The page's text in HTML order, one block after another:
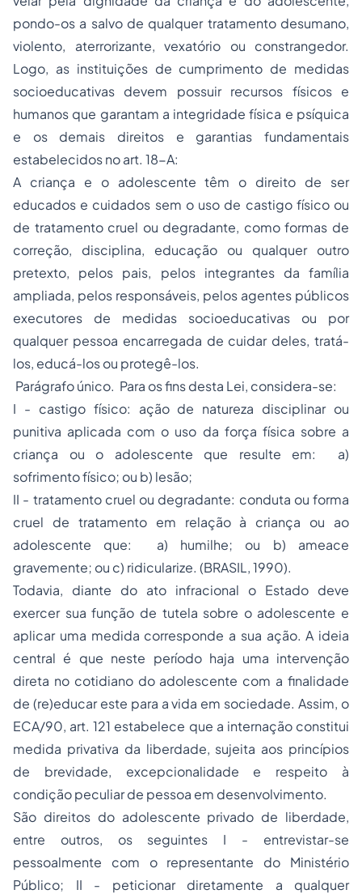
pondo-os a salvo de qualquer tratamento desumano,
violento, aterrorizante, vexatório ou constrangedor.
Logo, as instituições de cumprimento de medidas
socioeducativas devem possuir recursos físicos e
humanos que garantam a integridade física e psíquica
e os demais direitos e garantias fundamentais
estabelecidos no art. 18-A:
A criança e o adolescente têm o direito de ser
educados e cuidados sem o uso de castigo físico ou
de tratamento cruel ou degradante, como formas de
correção, disciplina, educação ou qualquer outro
pretexto, pelos pais, pelos integrantes da família
ampliada, pelos responsáveis, pelos agentes públicos
executores de medidas socioeducativas ou por
qualquer pessoa encarregada de cuidar deles, tratá-
los, educá-los ou protegê-los.
Parágrafo único. Para os fins desta Lei, considera-se:
I - castigo físico: ação de natureza disciplinar ou
punitiva aplicada com o uso da força física sobre a
criança ou o adolescente que resulte em: a)
sofrimento físico; ou b) lesão;
II - tratamento cruel ou degradante: conduta ou forma
cruel de tratamento em relação à criança ou ao
adolescente que: a) humilhe; ou b) ameace
gravemente; ou c) ridicularize. (BRASIL, 1990).
Todavia, diante do ato infracional o Estado deve
exercer sua função de tutela sobre o adolescente e
aplicar uma medida corresponde a sua ação. A ideia
central é que neste período haja uma intervenção
direta no cotidiano do adolescente com a finalidade
de (re)educar este para a vida em sociedade. Assim, o
ECA/90, art. 121 estabelece que a internação constitui
medida privativa da liberdade, sujeita aos princípios
de brevidade, excepcionalidade e respeito à
condição peculiar de pessoa em desenvolvimento.
São direitos do adolescente privado de liberdade,
entre outros, os seguintes I - entrevistar-se
pessoalmente com o representante do Ministério
Público; II - peticionar diretamente a qualquer